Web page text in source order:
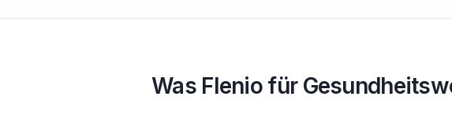
Was Flenio für